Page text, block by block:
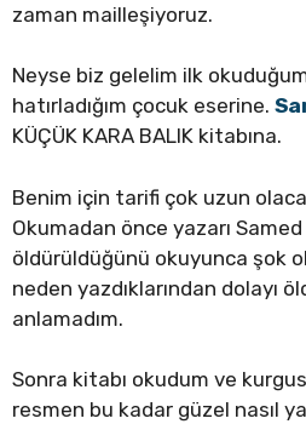
zaman mailleşiyoruz.
Neyse biz gelelim ilk
hatırladığım çocuk eserine.
KÜÇÜK KARA BALIK kitabına.
Benim için tarifi çok uzun
Okumadan önce yazarı
öldürüldüğünü okuyunca şok
neden yazdıklarından dolayı
anlamadım.
Sonra kitabı okudum ve
resmen bu kadar güzel nasıl